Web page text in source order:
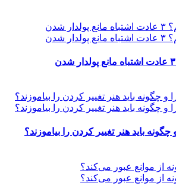
باید هنر تغییر کردن را بیاموزند؟